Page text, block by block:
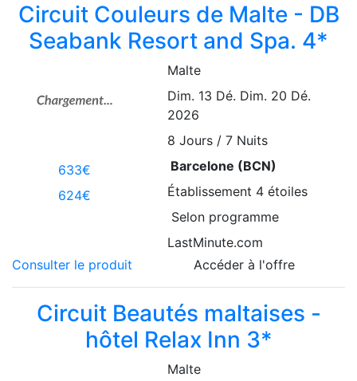
Circuit Couleurs de Malte - DB
Seabank Resort and Spa. 4*
633€
624€
Malte
Dim. 13 Dé. Dim. 20 Dé.
2026
8 Jours / 7 Nuits
Barcelone (BCN)
Établissement 4 étoiles
Selon programme
LastMinute.com
Consulter le produit
Accéder à l'offre
Circuit Beautés maltaises -
hôtel Relax Inn 3*
Malte